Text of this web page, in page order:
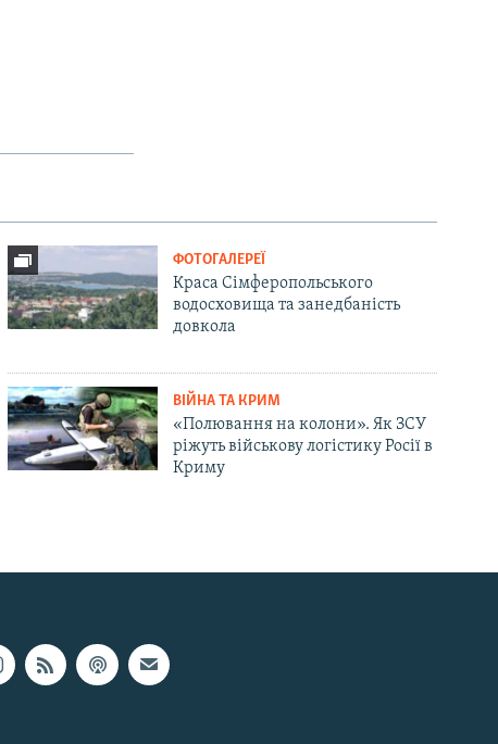
ФОТОГАЛЕРЕЇ
Краса Сімферопольського
водосховища та занедбаність
довкола
ВІЙНА ТА КРИМ
«Полювання на колони». Як ЗСУ
ріжуть військову логістику Росії в
Криму